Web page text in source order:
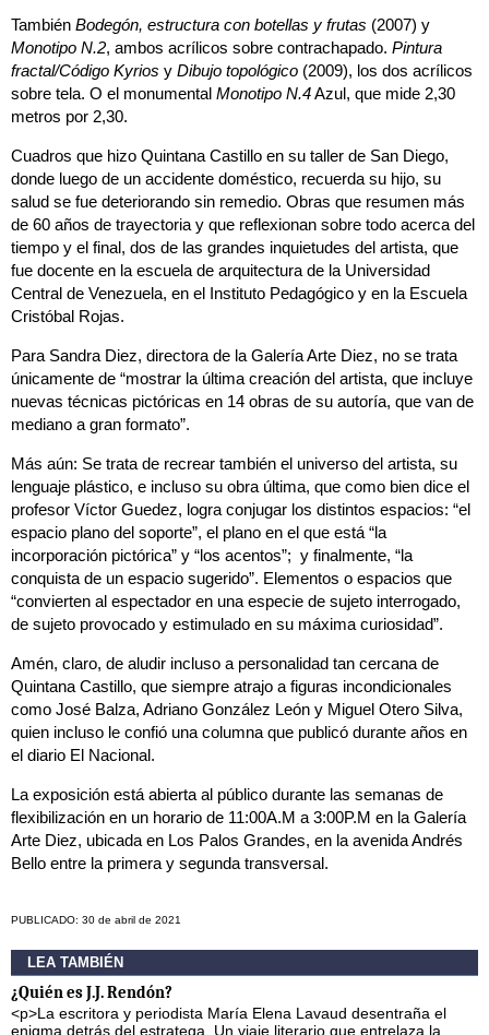
También Bodegón, estructura con botellas y frutas (2007) y
Monotipo N.2, ambos acrílicos sobre contrachapado. Pintura
fractal/Código Kyrios y Dibujo topológico (2009), los dos acrílicos
sobre tela. O el monumental Monotipo N.4Azul, que mide 2,30
metros por 2,30.
Cuadros que hizo Quintana Castillo en su taller de San Diego,
donde luego de un accidente doméstico, recuerda su hijo, su
salud se fue deteriorando sin remedio. Obras que resumen más
de 60 años de trayectoria y que reflexionan sobre todo acerca del
tiempo y el final, dos de las grandes inquietudes del artista, que
fue docente en la escuela de arquitectura de la Universidad
Central de Venezuela, en el Instituto Pedagógico y en la Escuela
Cristóbal Rojas.
Para Sandra Diez, directora de la Galería Arte Diez, no se trata
únicamente de “mostrar la última creación del artista, que incluye
nuevas técnicas pictóricas en 14 obras de su autoría, que van de
mediano a gran formato”.
Más aún: Se trata de recrear también el universo del artista, su
lenguaje plástico, e incluso su obra última, que como bien dice el
profesor Víctor Guedez, logra conjugar los distintos espacios: “el
espacio plano del soporte”, el plano en el que está “la
incorporación pictórica” y “los acentos”; y finalmente, “la
conquista de un espacio sugerido”. Elementos o espacios que
“convierten al espectador en una especie de sujeto interrogado,
de sujeto provocado y estimulado en su máxima curiosidad”.
Amén, claro, de aludir incluso a personalidad tan cercana de
Quintana Castillo, que siempre atrajo a figuras incondicionales
como José Balza, Adriano González León y Miguel Otero Silva,
quien incluso le confió una columna que publicó durante años en
el diario El Nacional.
La exposición está abierta al público durante las semanas de
flexibilización en un horario de 11:00A.M a 3:00P.M en la Galería
Arte Diez, ubicada en Los Palos Grandes, en la avenida Andrés
Bello entre la primera y segunda transversal.
PUBLICADO: 30 de abril de 2021
LEA TAMBIÉN
¿Quién es J.J. Rendón?
<p>La escritora y periodista María Elena Lavaud desentraña el
enigma detrás del estratega. Un viaje literario que entrelaza la